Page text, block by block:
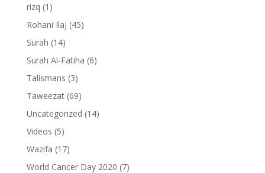
rizq (1)
Rohani Ilaj (45)
Surah (14)
Surah Al-Fatiha (6)
Talismans (3)
Taweezat(69)
Uncategorized (14)
Videos (5)
Wazifa (17)
World Cancer Day 2020 (7)